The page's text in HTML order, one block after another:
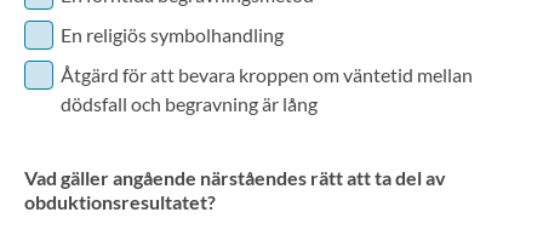
En religiös symbolhandling
Åtgärd för att bevara kroppen om väntetid mellan
dödsfall och begravning är lång
Vad gäller angående närståendes rätt att ta del av
obduktionsresultatet?